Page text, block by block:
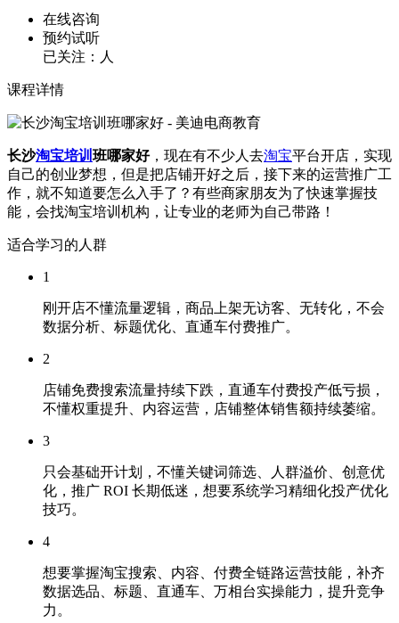
在线咨询
预约试听
已关注： 人
课程详情
长沙淘宝培训 班哪家好，现在有不少人去淘宝平台开店，实现
自己的创业梦想，但是把店铺开好之后，接下来的运营推广工
作，就不知道要怎么入手了？有些商家朋友为了快速掌握技
能，会找淘宝培训机构，让专业的老师为自己带路！
适合学习的人群
1
刚开店不懂流量逻辑，商品上架无访客、无转化，不会
数据分析、标题优化、直通车付费推广。
2
店铺免费搜索流量持续下跌，直通车付费投产低亏损，
不懂权重提升、内容运营，店铺整体销售额持续萎缩。
3
只会基础开计划，不懂关键词筛选、人群溢价、创意优
化，推广 ROI 长期低迷，想要系统学习精细化投产优化
技巧。
4
想要掌握淘宝搜索、内容、付费全链路运营技能，补齐
数据选品、标题、直通车、万相台实操能力，提升竞争
力。